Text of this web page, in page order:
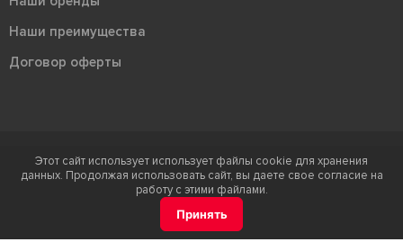
Наши преимущества
Договор оферты
Терра - территория керамики 2026
Ⓒ Правообладателем товарного знака "Терра" является ООО "Атлас-
Этот сайт использует использует файлы cookie для хранения
данных. Продолжая использовать сайт, вы даете свое согласие на
работу с этими файлами.
Принять